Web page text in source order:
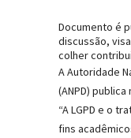
Documento é
discussão,
colher
A Autoridade
(ANPD) publica
“A LGPD e o
fins